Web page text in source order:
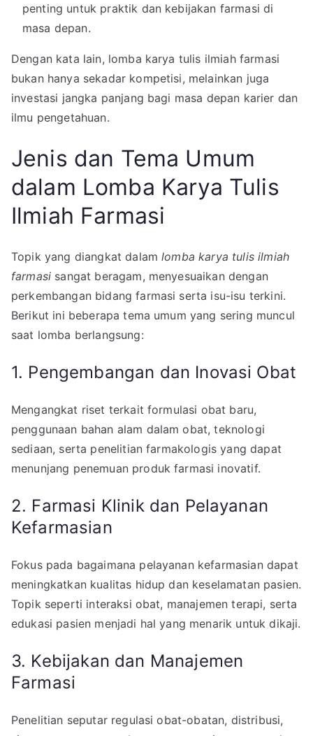
penting untuk praktik dan kebijakan farmasi di
masa depan.
Dengan kata lain, lomba karya tulis ilmiah farmasi
bukan hanya sekadar kompetisi, melainkan juga
investasi jangka panjang bagi masa depan karier dan
ilmu pengetahuan.
Jenis dan Tema Umum
dalam Lomba Karya Tulis
Ilmiah Farmasi
Topik yang diangkat dalamlomba karya tulis ilmiah
farmasi sangat beragam, menyesuaikan dengan
perkembangan bidang farmasi serta isu-isu terkini.
Berikut ini beberapa tema umum yang sering muncul
saat lomba berlangsung:
1. Pengembangan dan Inovasi Obat
Mengangkat riset terkait formulasi obat baru,
penggunaan bahan alam dalam obat, teknologi
sediaan, serta penelitian farmakologis yang dapat
menunjang penemuan produk farmasi inovatif.
2. Farmasi Klinik dan Pelayanan
Kefarmasian
Fokus pada bagaimana pelayanan kefarmasian dapat
meningkatkan kualitas hidup dan keselamatan pasien.
Topik seperti interaksi obat, manajemen terapi, serta
edukasi pasien menjadi hal yang menarik untuk dikaji.
3. Kebijakan dan Manajemen
Farmasi
Penelitian seputar regulasi obat-obatan, distribusi,